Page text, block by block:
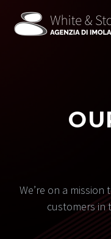
We’re on a
customers in